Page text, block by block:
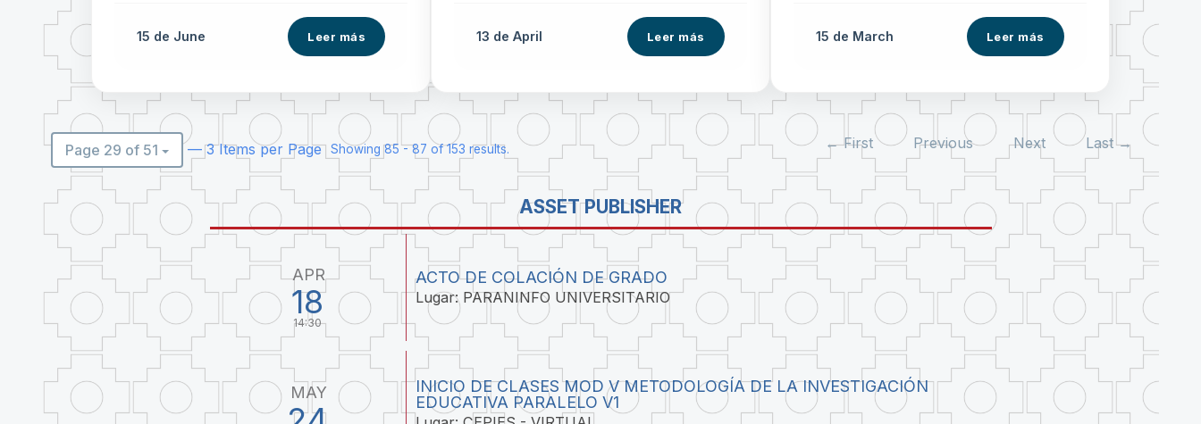
15 de June Leer más 13 deApril Leer más 15 de March Leer más
Page 29 of 51 — 3 Items per Page Showing 85 - 87 of 153 results. ← First Previous Next Last →
ASSET PUBLISHER
APR
18
14:30
ACTO DE COLACIÓN DE GRADO
Lugar: PARANINFO UNIVERSITARIO
MAY
INICIO DE CLASES MOD V METODOLOGÍA DE LA INVESTIGACIÓN
EDUCATIVA PARALELO V1